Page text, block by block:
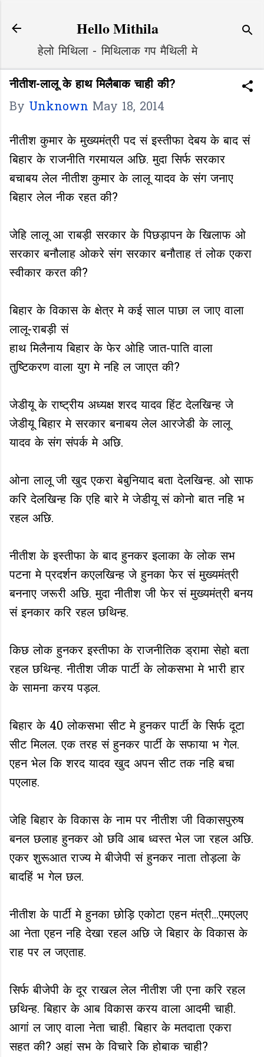
Hello Mithila
हेलो मिथिला - मिथिलाक गप मैथिली मे
नीतीश-लालू के हाथ मिलैबाक चाही की?
By Unknown May 18, 2014
नीतीश कुमार के मुख्यमंत्री पद सं इस्तीफा देबय के बाद सं
बिहार के राजनीति गरमायल अछि. मुदा सिर्फ सरकार
बचाबय लेल नीतीश कुमार के लालू यादव के संग जनाए
बिहार लेल नीक रहत की?
जेहि लालू आ राबड़ी सरकार के पिछड़ापन के खिलाफ ओ
सरकार बनौलाह ओकरे संग सरकार बनौताह तं लोक एकरा
स्वीकार करत की?
बिहार के विकास के क्षेत्र मे कई साल पाछा ल जाए वाला
लालू-राबड़ी सं
हाथ मिलैनाय बिहार के फेर ओहि जात-पाति वाला
तुष्टिकरण वाला युग मे नहि ल जाएत की?
जेडीयू के राष्ट्रीय अध्यक्ष शरद यादव हिंट देलखिन्ह जे
जेडीयू बिहार मे सरकार बनाबय लेल आरजेडी के लालू
यादव के संग संपर्क मे अछि.
ओना लालू जी खुद एकरा बेबुनियाद बता देलखिन्ह. ओ साफ
करि देलखिन्ह कि एहि बारे मे जेडीयू सं कोनो बात नहि भ
रहल अछि.
नीतीश के इस्तीफा के बाद हुनकर इलाका के लोक सभ
पटना मे प्रदर्शन कएलखिन्ह जे हुनका फेर सं मुख्यमंत्री
बननाए जरूरी अछि. मुदा नीतीश जी फेर सं मुख्यमंत्री बनय
सं इनकार करि रहल छथिन्ह.
किछ लोक हुनकर इस्तीफा के राजनीतिक ड्रामा सेहो बता
रहल छथिन्ह. नीतीश जीक पार्टी के लोकसभा मे भारी हार
के सामना करय पड़ल.
बिहार के 40 लोकसभा सीट मे हुनकर पार्टी के सिर्फ दूटा
सीट मिलल. एक तरह सं हुनकर पार्टी के सफाया भ गेल.
एहन भेल कि शरद यादव खुद अपन सीट तक नहि बचा
पएलाह.
जेहि बिहार के विकास के नाम पर नीतीश जी विकासपुरुष
बनल छलाह हुनकर ओ छवि आब ध्वस्त भेल जा रहल अछि.
एकर शुरूआत राज्य मे बीजेपी सं हुनकर नाता तोड़ला के
बादहिं भ गेल छल.
नीतीश के पार्टी मे हुनका छोड़ि एकोटा एहन मंत्री...एमएलए
आ नेता एहन नहि देखा रहल अछि जे बिहार के विकास के
राह पर ल जएताह.
सिर्फ बीजेपी के दूर राखल लेल नीतीश जी एना करि रहल
छथिन्ह. बिहार के आब विकास करय वाला आदमी चाही.
आगां ल जाए वाला नेता चाही. बिहार के मतदाता एकरा
सहत की? अहां सभ के विचारे कि होबाक चाही?